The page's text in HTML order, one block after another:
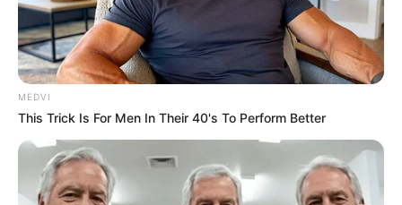
ราศีพฤษภ (ผู้ที่เกิดในช่วงวันที่ 15 พ.ค. – 14 มิ.ย. )
MEDVI
This Trick Is For Men In Their 40's To Perform Better